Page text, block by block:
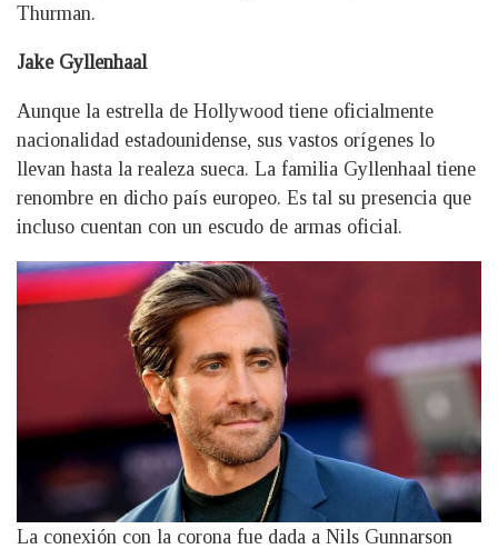
Thurman.
Jake Gyllenhaal
Aunque la estrella de Hollywood tiene oficialmente
nacionalidad estadounidense, sus vastos orígenes lo
llevan hasta la realeza sueca. La familia Gyllenhaal tiene
renombre en dicho país europeo. Es tal su presencia que
incluso cuentan con un escudo de armas oficial.
La conexión con la corona fue dada a Nils Gunnarson